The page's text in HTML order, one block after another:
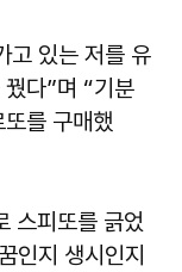
고 있는 저를 유
다”며 “기분
를 구매했
스피또를 긁었
인지 생시인지